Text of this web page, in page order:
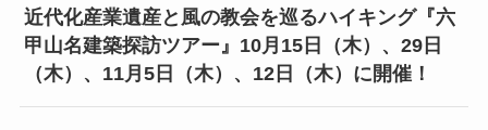
近代化産業遺産と風の教会を巡るハイキング『六
甲山名建築探訪ツアー』10月15日（木）、29日
（木）、11月5日（木）、12日（木）に開催！